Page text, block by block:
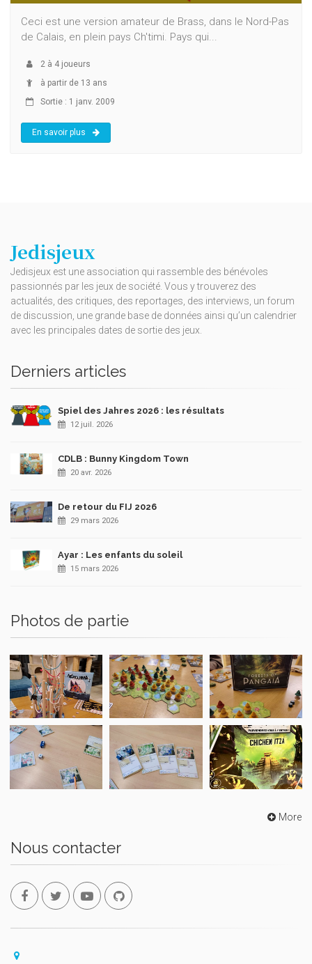
Ceci est une version amateur de Brass, dans le Nord-Pas
de Calais, en plein pays Ch'timi. Pays qui...
2 à 4 joueurs
à partir de 13 ans
Sortie : 1 janv. 2009
En savoir plus
Jedisjeux
Jedisjeux est une association qui rassemble des bénévoles
passionnés par les jeux de société. Vous y trouverez des
actualités, des critiques, des reportages, des interviews, un forum
de discussion, une grande base de données ainsi qu’un calendrier
avec les principales dates de sortie des jeux.
Derniers articles
Spiel des Jahres 2026 : les résultats
12 juil. 2026
CDLB : Bunny Kingdom Town
20 avr. 2026
De retour du FIJ 2026
29 mars 2026
Ayar : Les enfants du soleil
15 mars 2026
Photos de partie
More
Nous contacter